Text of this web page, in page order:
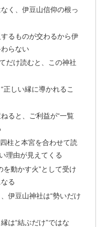
く、伊豆山信仰の根っ
るものが交わるから伊
らない
だけ読むと、この神社
正しい縁に導かれるこ
ると、ご利益が“一覧
柱と本宮を合わせて読
理由が見えてくる
を動かす火”として受け
る
伊豆山神社は“勢いだけ
は“結ぶだけ”ではな